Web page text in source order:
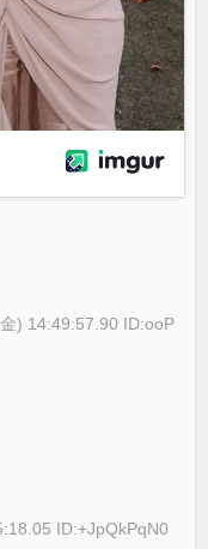
) 14:49:57.90 ID:ooP
ID:+JpQkPqN0